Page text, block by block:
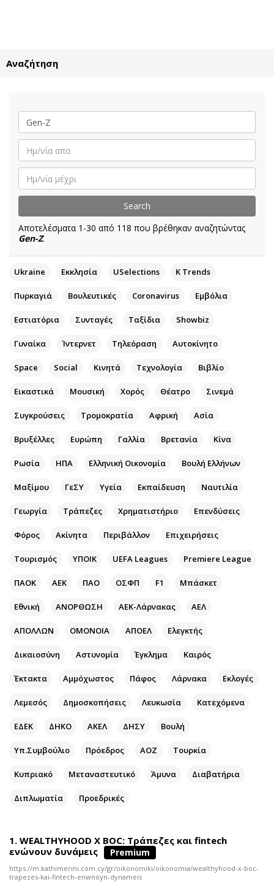
Κύπρος
Παιδεία
Υγεία
Πολιτική
Βουλευτικές 2026
Εκλογές 2024
Προεδρικές 2023
Διπλωματία
Κύπρος
Ελλάδα
Διεθνή
Οικονομική
Οικονομία
Real Estate
Αγορές
Money Review
AstroBank Properties
Ενέργεια
Ναυτιλία
Περιβάλλον
Κόσμος
Παράξενα
Θέατρο-Χορός
Μουσική
Χειρόγραφα
Αρθρογραφία
The Hill
Αγγελίες
Ενοικιάζονται
Πωλούνται
Θέσεις εργασίας
Κινητά-tablets
Social
Αφιερώματα
Πολιτική
Οικονομία
Αναδρομές
Πρόσωπα
Περιβάλλον
Γυναίκα
Showbiz
Έξοδος
Media
Podcasts
Uncut
Επιστολές
Αναζήτηση
Αποτελέσματα 1-30 από 118 που βρέθηκαν αναζητώντας
Gen-Z.
Ukraine Εκκλησία USelections K Τrends
Πυρκαγιά Βουλευτικές Coronavirus Εμβόλια
Εστιατόρια Συνταγές Ταξίδια Showbiz
Γυναίκα Ίντερνετ Τηλεόραση Αυτοκίνητο
Space Social Κινητά Τεχνολογία Βιβλίο
Εικαστικά Μουσική Χορός Θέατρο Σινεμά
Συγκρούσεις Τρομοκρατία Αφρική Ασία
Βρυξέλλες Ευρώπη Γαλλία Βρετανία Κίνα
Ρωσία ΗΠΑ Ελληνική Οικονομία Βουλή Ελλήνων
Μαξίμου ΓεΣΥ Υγεία Εκπαίδευση Ναυτιλία
Γεωργία Τράπεζες Χρηματιστήριο Επενδύσεις
Φόρος Ακίνητα Περιβάλλον Επιχειρήσεις
Τουρισμός ΥΠΟΙΚ UEFA Leagues Premiere League
ΠΑΟΚ ΑΕΚ ΠΑΟ ΟΣΦΠ F1 Μπάσκετ
Εθνική ΑΝΟΡΘΩΣΗ ΑΕΚ-Λάρνακας ΑΕΛ
ΑΠΟΛΛΩΝ ΟΜΟΝΟΙΑ ΑΠΟΕΛ Ελεγκτής
Δικαιοσύνη Αστυνομία Έγκλημα Καιρός
Έκτακτα Αμμόχωστος Πάφος Λάρνακα Εκλογές
Λεμεσός Δημοσκοπήσεις Λευκωσία Κατεχόμενα
ΕΔΕΚ ΔΗΚΟ ΑΚΕΛ ΔΗΣΥ Βουλή
Υπ.Συμβούλιο Πρόεδρος ΑΟΖ Τουρκία
Κυπριακό Μεταναστευτικό Άμυνα Διαβατήρια
Διπλωματία Προεδρικές
1. WEALTHYHOOD X BOC: Τράπεζες και fintech
ενώνουν δυνάμεις
Premium
https://m.kathimerini.com.cy/gr/oikonomiki/oikonomia/wealthyhood-x-boc-
trapezes-kai-fintech-enwnoyn-dynameis